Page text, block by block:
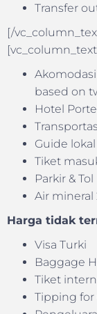
Transfer
[/
based on
Hotel
Guide lokal
Tiket
Parkir & Tol
Air mineral
Harga tidak
Visa Turki
Baggage
Tiket
Tipping for